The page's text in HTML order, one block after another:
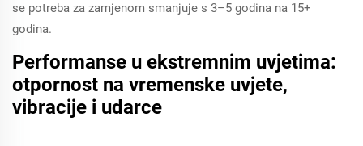
se potreba za zamjenom smanjuje s 3–5 godina na 15+
godina.
Performanse u ekstremnim uvjetima:
otpornost na vremenske uvjete,
vibracije i udarce